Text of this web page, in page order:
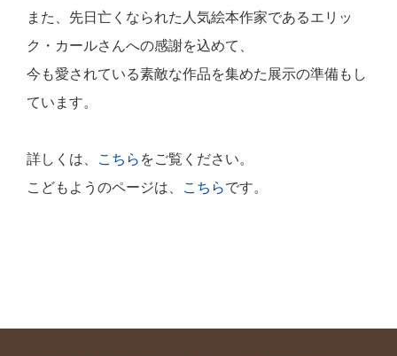
また、先日亡くなられた人気絵本作家であるエリッ
ク・カールさんへの感謝を込めて、
今も愛されている素敵な作品を集めた展示の準備もし
ています。
詳しくは、 こちら をご覧ください。
こどもようのページは、
こちらです。